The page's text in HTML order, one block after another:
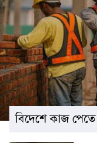
বিদেশে কাজ